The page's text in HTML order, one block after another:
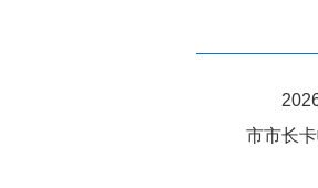
市市长